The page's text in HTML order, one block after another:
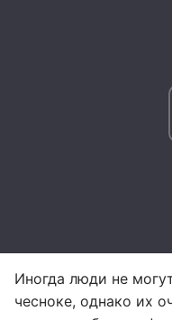
Иногда люди не
чесноке, однако их